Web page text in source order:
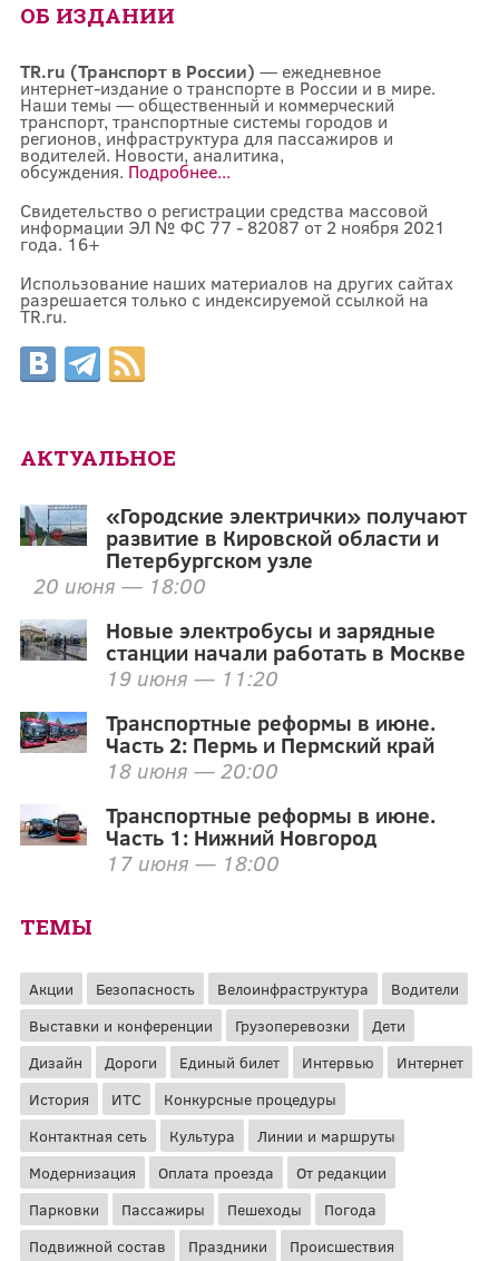
ОБ ИЗДАНИИ
TR.ru (Транспорт в России) — ежедневное
интернет-издание о транспорте в России и в мире.
Наши темы — общественный и коммерческий
транспорт, транспортные системы городов и
регионов, инфраструктура для пассажиров и
водителей. Новости, аналитика,
обсуждения. Подробнее...
Свидетельство о регистрации средства массовой
информации ЭЛ № ФС 77 - 82087 от 2 ноября 2021
года. 16+
Использование наших материалов на других сайтах
разрешается только с индексируемой ссылкой на
TR.ru.
АКТУАЛЬНОЕ
«Городские электрички» получают
развитие в Кировской области и
Петербургском узле
20 июня — 18:00
Новые электробусы и зарядные
станции начали работать в Москве
19 июня — 11:20
Транспортные реформы в июне.
Часть 2: Пермь и Пермский край
18 июня — 20:00
Транспортные реформы в июне.
Часть 1: Нижний Новгород
17 июня — 18:00
ТЕМЫ
Акции Безопасность Велоинфраструктура
Водители
Выставки и конференции
Грузоперевозки
Дети
Дизайн
Дороги Единый билет Интервью
Интернет
История
ИТС
Конкурсные процедуры
Контактная сеть
Культура
Линии и маршруты
Модернизация
Оплата проезда
От редакции
Парковки
Пассажиры Пешеходы
Погода
Подвижной состав
Праздники Происшествия